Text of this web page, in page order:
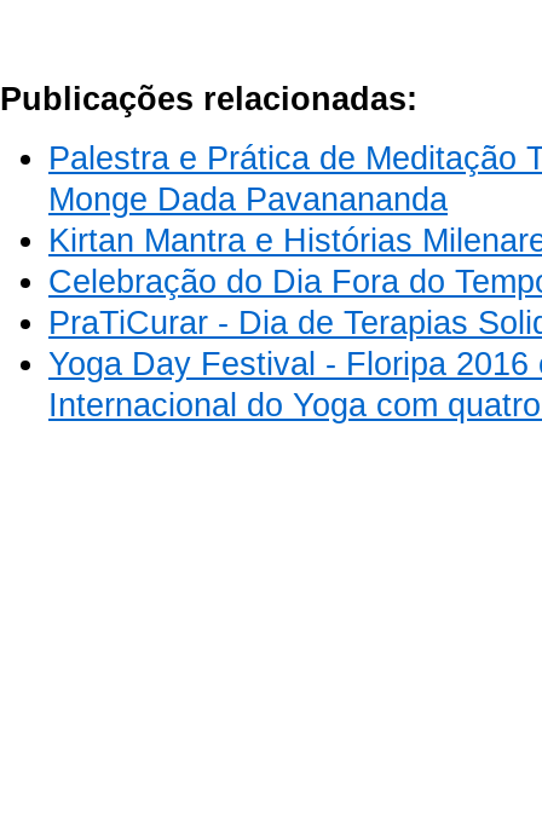
Publicações relacionadas:
Palestra e Prática de Meditação
Monge Dada Pavanananda
Kirtan Mantra e Histórias
Celebração do Dia Fora do
PraTiCurar - Dia de Terapias
Yoga Day Festival - Floripa 2016
Internacional do Yoga com